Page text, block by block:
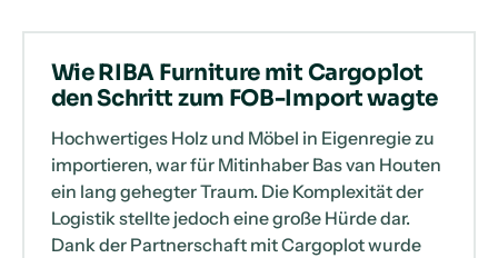
Wie RIBA Furniture mit Cargoplot
den Schritt zum FOB-Import wagte
Hochwertiges Holz und Möbel in Eigenregie zu
importieren, war für Mitinhaber Bas van Houten
ein lang gehegter Traum. Die Komplexität der
Logistik stellte jedoch eine große Hürde dar.
Dank der Partnerschaft mit Cargoplot wurde